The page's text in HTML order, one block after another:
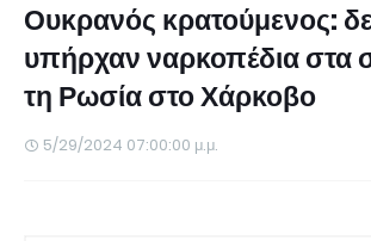
Ουκρανός κρατούμενος:
υπήρχαν ναρκοπέδια στα
τη Ρωσία στο Χάρκοβο
5/29/2024 07:00:00 μ.μ.